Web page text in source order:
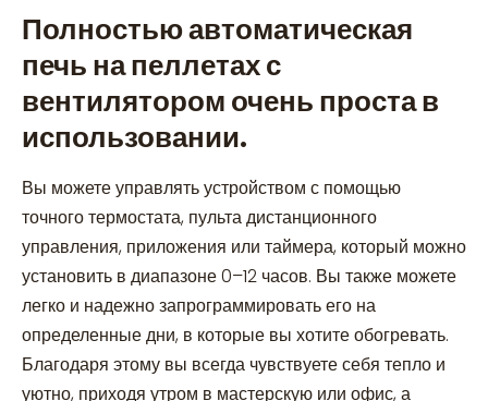
Полностью автоматическая
печь на пеллетах с
вентилятором очень проста в
использовании.
Вы можете управлять устройством с помощью
точного термостата, пульта дистанционного
управления, приложения или таймера, который можно
установить в диапазоне 0–12 часов. Вы также можете
легко и надежно запрограммировать его на
определенные дни, в которые вы хотите обогревать.
Благодаря этому вы всегда чувствуете себя тепло и
уютно, приходя утром в мастерскую или офис, а